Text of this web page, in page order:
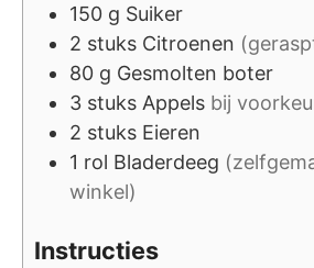
150 g Suiker
2 stuks Citroenen
80 g Gesmolten boter
3 stuks Appels bij
2 stuks Eieren
1 rol Bladerdeeg
winkel)
Instructies